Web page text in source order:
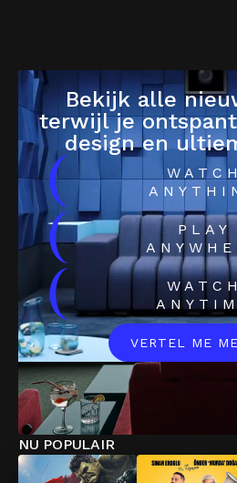
Bekijk alle
terwijl je
design en
(
WATCH
(
PLAY
(
WATCH
VERTEL ME
NU POPULAIR